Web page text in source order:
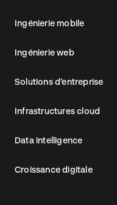
Ingénierie mobile
Ingénierie web
Solutions d’entreprise
Infrastructures cloud
Data intelligence
Croissance digitale